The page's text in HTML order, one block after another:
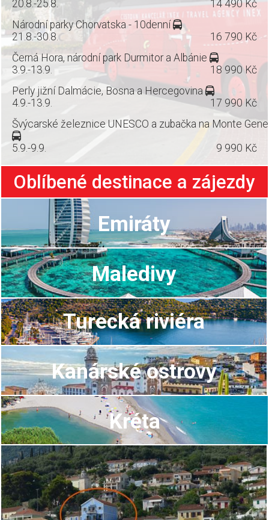
14 490 Kč
20.8.-25.8.
Národní parky Chorvatska - 10denní
16 790 Kč
21.8.-30.8.
Černá Hora, národní park Durmitor a Albánie
18 990 Kč
3.9.-13.9.
Perly jižní Dalmácie, Bosna a Hercegovina
17 990 Kč
4.9.-13.9.
Švýcarské železnice UNESCO a zubačka na Monte
9 990 Kč
5.9.-9.9.
Oblíbené destinace a zájezdy
Emiráty
Maledivy
Turecká riviéra
Kanárské ostrovy
Kréta